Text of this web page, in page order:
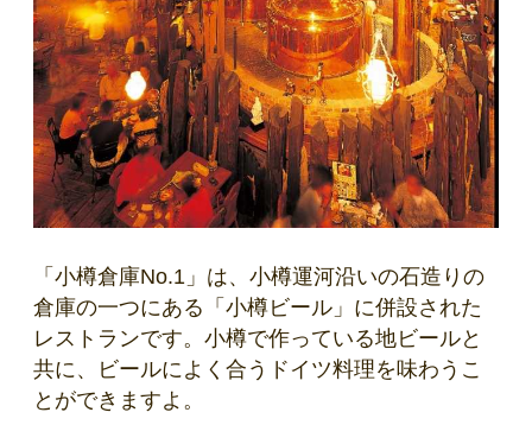
「小樽倉庫No.1」は、小樽運河沿いの石造りの
倉庫の一つにある「小樽ビール」に併設された
レストランです。小樽で作っている地ビールと
共に、ビールによく合うドイツ料理を味わうこ
とができますよ。